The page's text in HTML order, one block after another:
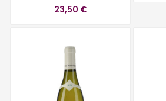
23,50 €